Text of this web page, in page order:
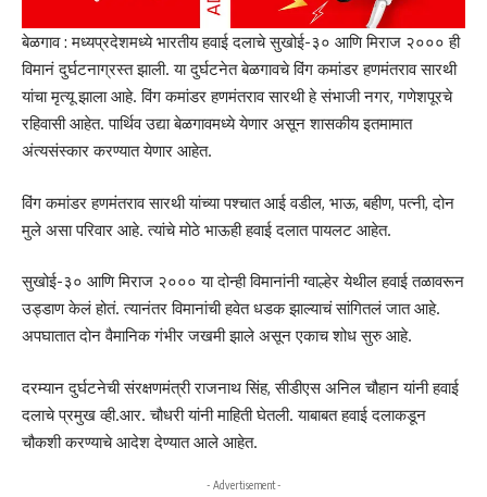
बेळगाव : मध्यप्रदेशमध्ये भारतीय हवाई दलाचे सुखोई-३० आणि मिराज २००० ही
विमानं दुर्घटनाग्रस्त झाली. या दुर्घटनेत बेळगावचे विंग कमांडर हणमंतराव सारथी
यांचा मृत्यू झाला आहे. विंग कमांडर हणमंतराव सारथी हे संभाजी नगर, गणेशपूरचे
रहिवासी आहेत. पार्थिव उद्या बेळगावमध्ये येणार असून शासकीय इतमामात
अंत्यसंस्कार करण्यात येणार आहेत.
विंग कमांडर हणमंतराव सारथी यांच्या पश्चात आई वडील, भाऊ, बहीण, पत्नी, दोन
मुले असा परिवार आहे. त्यांचे मोठे भाऊही हवाई दलात पायलट आहेत.
सुखोई-३० आणि मिराज २००० या दोन्ही विमानांनी ग्वाल्हेर येथील हवाई तळावरून
उड्डाण केलं होतं. त्यानंतर विमानांची हवेत धडक झाल्याचं सांगितलं जात आहे.
अपघातात दोन वैमानिक गंभीर जखमी झाले असून एकाच शोध सुरु आहे.
दरम्यान दुर्घटनेची संरक्षणमंत्री राजनाथ सिंह, सीडीएस अनिल चौहान यांनी हवाई
दलाचे प्रमुख व्ही.आर. चौधरी यांनी माहिती घेतली. याबाबत हवाई दलाकडून
चौकशी करण्याचे आदेश देण्यात आले आहेत.
- Advertisement -